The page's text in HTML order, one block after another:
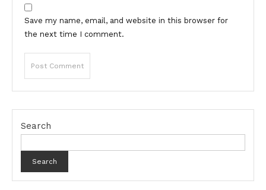
Save my name, email, and website in this browser for
the next time I comment.
Search
Search